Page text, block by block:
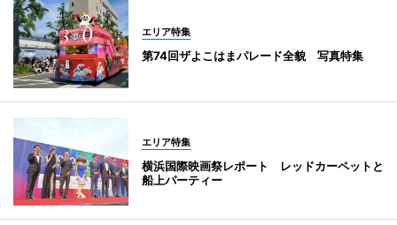
エリア特集
第74回ザよこはまパレード全貌 写真特集
エリア特集
横浜国際映画祭レポート レッドカーペットと
船上パーティー